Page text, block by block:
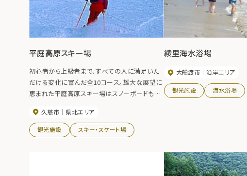
平庭高原スキー場
初心者から上級者まで、すべての人に満足いた
だける変化に富んだ全10コース。雄大な展望に
恵まれた平庭高原スキー場はスノーボードも全
山地の雄大な眺望がファンの心をとらえていま
す。
久慈市 県北エリア
観光施設 スキー・スケート場
綾里海水浴場
大船渡市 沿岸エリア
観光施設 海水浴場